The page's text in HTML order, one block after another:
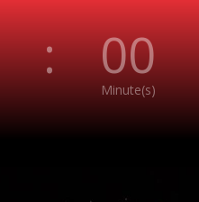
: 00
Minute(s)